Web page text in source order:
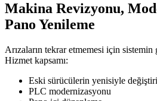
Makina Revizyonu,
Pano Yenileme
Arızaların tekrar etmemesi için sistemin
Hizmet kapsamı:
Eski sürücülerin yenisiyle
PLC modernizasyonu